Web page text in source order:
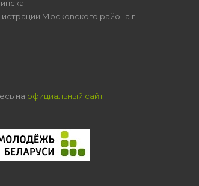
Московского района г.
на официальный сайт